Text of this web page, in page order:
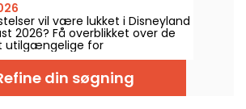
kan du her beundre nogle
i Paris og Ile-de-France-
vil være lukket i Disneyland
2026? Få overblikket over de
utilgængelige for
eller renovering, så du kan
besøg i Disney-parkerne.
din søgning